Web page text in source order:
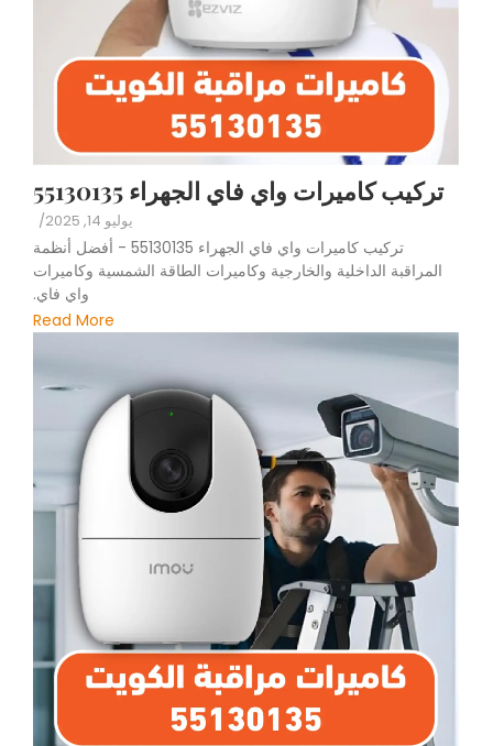
تركيب كاميرات واي فاي الجهراء 55130135
يوليو 14, 2025 /
تركيب كاميرات واي فاي الجهراء 55130135 - أفضل أنظمة
المراقبة الداخلية والخارجية وكاميرات الطاقة الشمسية وكاميرات
واي فاي.
Read More